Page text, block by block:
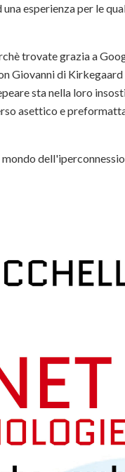
esperienza per le
trovate grazia a
Giovanni di
sta nella loro
asettico e